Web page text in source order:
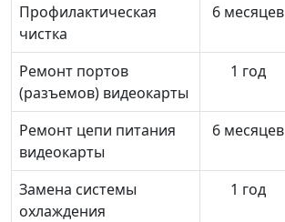
Профилактическая
чистка
6 месяцев
Ремонт портов
(разъемов) видеокарты
1 год
Ремонт цепи питания
видеокарты
6 месяцев
Замена системы
охлаждения
1 год